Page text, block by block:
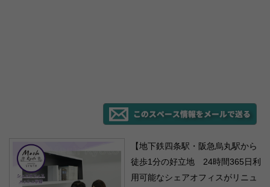
【地下鉄四条駅・阪急烏丸駅から
徒歩1分の好立地 24時間365日利
用可能なシェアオフィスがリニュ